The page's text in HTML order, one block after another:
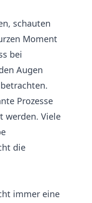
schauten
Moment
bei
Augen
Prozesse
werden. Viele
die
immer eine